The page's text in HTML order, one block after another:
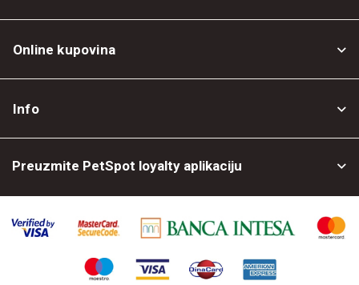
Online kupovina
Info
Preuzmite PetSpot loyalty aplikaciju